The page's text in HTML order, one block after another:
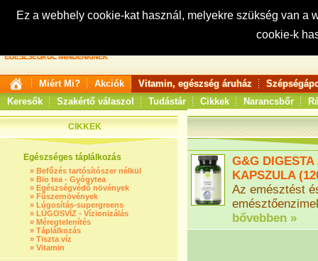
Ez a webhely cookie-kat használ, melyekre szükség van
cookie-k
Keresés:
Miért Mi? Akciók Vitamin, egészség áruház
Keresők
Szakértő válaszol Tudástár Cikkek Narancsbőr
CIKKEK
Egészséges táplálkozás
» Befőzés tartósítószer nélkül
» Bio tea - Gyógytea
» Egészségvédő növények
» Fűszernövények
» Lúgosítás-supergreens
» LÚGOSVÍZ - Vízionizálás
» Méregtelenítés
» Táplálkozás
» Tiszta víz
» Vitamin
G&G
KAPSZULA
Az emésztést
bővebben »